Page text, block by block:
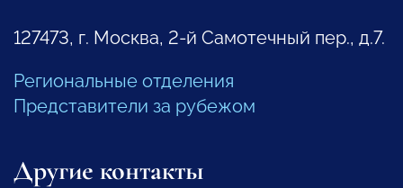
127473, г. Москва, 2-й Самотечный пер., д.7.
Региональные отделения
Представители за рубежом
Другие контакты